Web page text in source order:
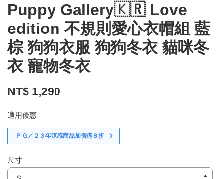
Puppy Gallery🇰🇷 Love
edition 不規則愛心衣帽組 藍
棕 狗狗衣服 狗狗冬衣 貓咪冬
衣 寵物冬衣
NT$ 1,290
適用優惠
ＰＧ／２３年涼感商品加價購８折
尺寸